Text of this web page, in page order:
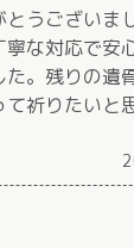
うございま
な対応で安
。残りの遺
祈りたいと